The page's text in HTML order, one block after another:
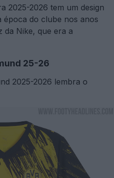
2025-2026 tem um design
época do clube nos anos
da Nike, que era a
25-26
2025-2026 lembra o